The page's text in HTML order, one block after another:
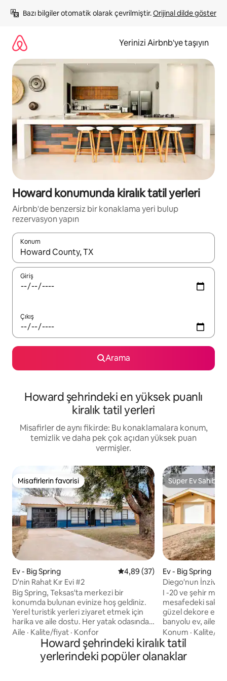
atla
Bazı bilgiler otomatik olarak çevrilmiştir. Orijinal dilde göster
Yerinizi Airbnb'ye taşıyın
Howard konumunda kiralık tatil yerleri
Airbnb'de benzersiz bir konaklama yeri bulup
rezervasyon yapın
Konum
Sonuçlar kullanılabilir olduğunda yukarı ve aşağı oklarıyla
Giriş
Çıkış
Arama
Howard şehrindeki en yüksek puanlı
kiralık tatil yerleri
Misafirler de aynı fikirde: Bu konaklamalara konum,
temizlik ve daha pek çok açıdan yüksek puan
vermişler.
Misafirlerin favorisi
Misafirlerin favorisi
Ev - Big Spring 5 üzerinden ortalama 4,89
4,89 (37)
D'nin Rahat Kır Evi #2
Big Spring, Teksas'ta merkezi bir
konumda bulunan evinize hoş geldiniz.
Yerel turistik yerleri ziyaret etmek için
harika ve aile dostu. Her yatak odasında
ve oturma odasında ROKU akıllı TV'lerle
tüm evde kablosuz internet bağlantısının
keyfini çıkarın. Size kolaylık sağlamak için
tam donanımlı bir mutfak sağlanmıştır.
Aile · Kalite/fiyat · Konfor
Süper Ev Sahibi
Süper Ev Sahibi
Ev - Big Spring
Diego'nun İnziva
Büyüleyici 2 Yatak
I -20 ve şehir
mesafedeki sakin
güzel dekore
banyolu ev,
seyahat edenler
kaçamak
sahip tam
boy yatak,
Konum · Kalite/
Howard şehrindeki kiralık tatil
yerlerindeki popüler olanaklar